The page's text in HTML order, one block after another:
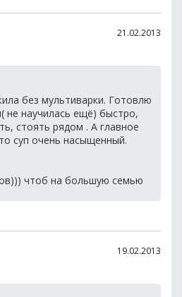
21.02.2013
без мультиварки. Готовлю
не научилась ещё) быстро,
стоять рядом . А главное
суп очень насыщенный.
чтоб на большую семью
19.02.2013